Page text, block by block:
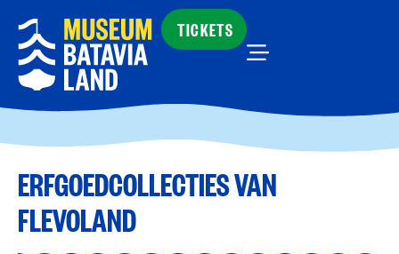
TICKETS
ERFGOEDCOLLECTIES VAN
FLEVOLAND